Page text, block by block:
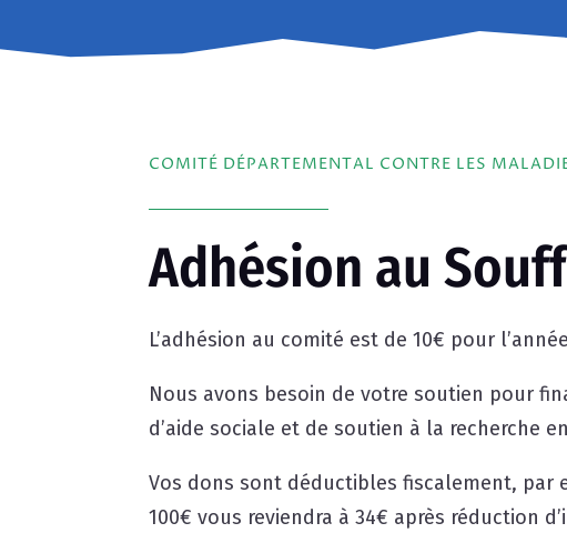
COMITÉ DÉPARTEMENTAL CONTRE LES
Adhésion au
L’adhésion au comité est de 10€ pour
Nous avons besoin de votre soutien pour
d’aide sociale et de soutien à la recherche
Vos dons sont déductibles fiscalement, par
100€ vous reviendra à 34€ après réduction